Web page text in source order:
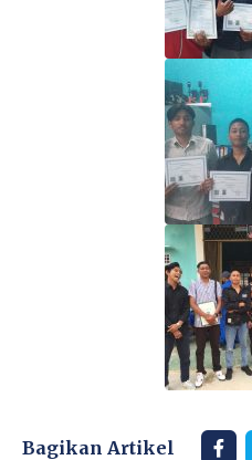
Bagikan Artikel